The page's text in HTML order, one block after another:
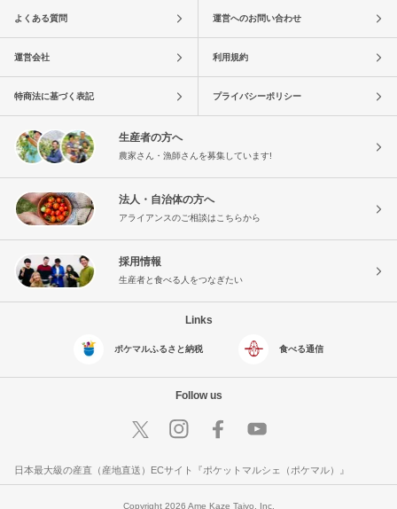
よくある質問 運営へのお問い合わせ
運営会社 利用規約
特商法に基づく表記 プライバシーポリシー
生産者の方へ
農家さん・漁師さんを募集しています!
法人・自治体の方へ
アライアンスのご相談はこちらから
採用情報
生産者と食べる人をつなぎたい
Links
ポケマルふるさと納税 食べる通信
Follow us
日本最大級の産直（産地直送）ECサイト『ポケットマルシェ（ポケマル）』
Copyright 2026 Ame Kaze Taiyo, Inc.